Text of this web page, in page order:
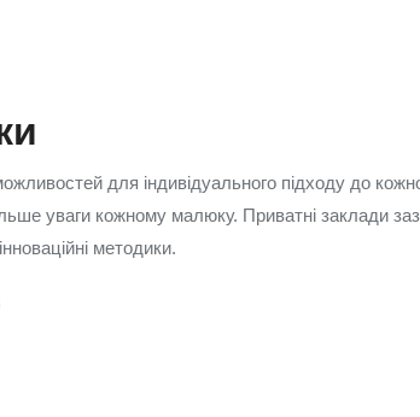
для індивідуального підходу до
уваги кожному малюку. Приватні заклади
методики.